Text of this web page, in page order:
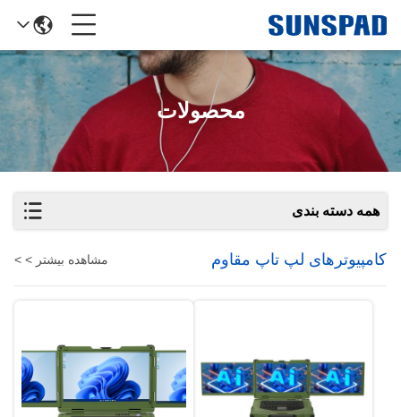
محصولات
همه دسته بندی
کامپیوترهای لپ تاپ مقاوم مشاهده بیشتر > >